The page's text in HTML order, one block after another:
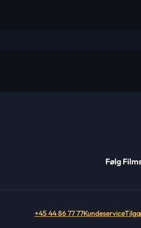
Følg
+45 44 86 77 77Kundeservice